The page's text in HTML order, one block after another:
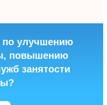
по улучшению
повышению
занятости